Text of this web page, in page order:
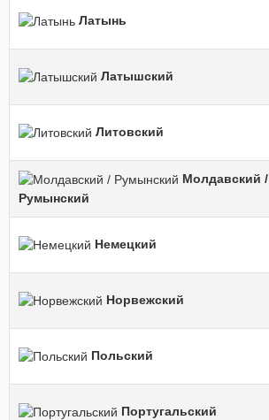
Латынь
Латышский
Литовский
Молдавский /
Румынский
Немецкий
Норвежский
Польский
Португальский